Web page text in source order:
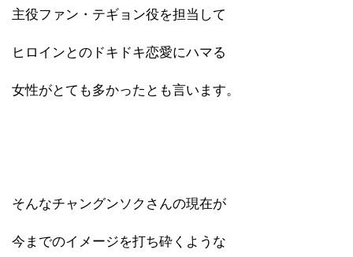
主役ファン・テギョン役を担当して
ヒロインとのドキドキ恋愛にハマる
女性がとても多かったとも言います。
そんなチャングンソクさんの現在が
今までのイメージを打ち砕くような